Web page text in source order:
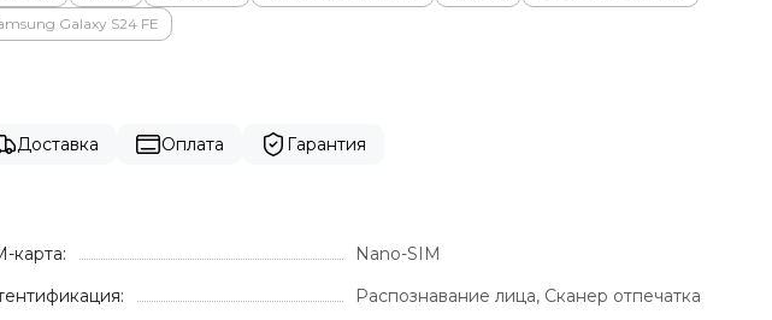
Galaxy S24 FE
Доставка Оплата Гарантия
карта:
Nano-SIM
Распознавание лица, Сканер отпечатка